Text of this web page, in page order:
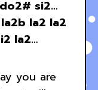
si2…
la2 la2
la2…
you are